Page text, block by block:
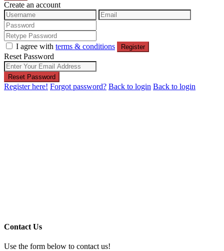
Create an account
I agree with terms & conditions Register
Reset Password
Reset Password
Register here! Forgot password? Back to login Back to login
Contact Us
Use the form below to contact us!